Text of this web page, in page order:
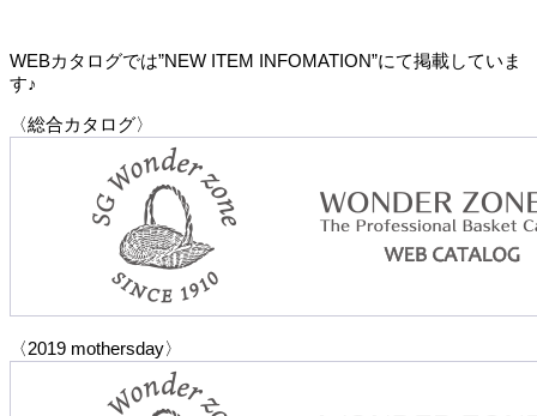
WEBカタログでは”NEW ITEM INFOMATION”にて掲載していま
す♪
〈総合カタログ〉
〈2019 mothersday〉